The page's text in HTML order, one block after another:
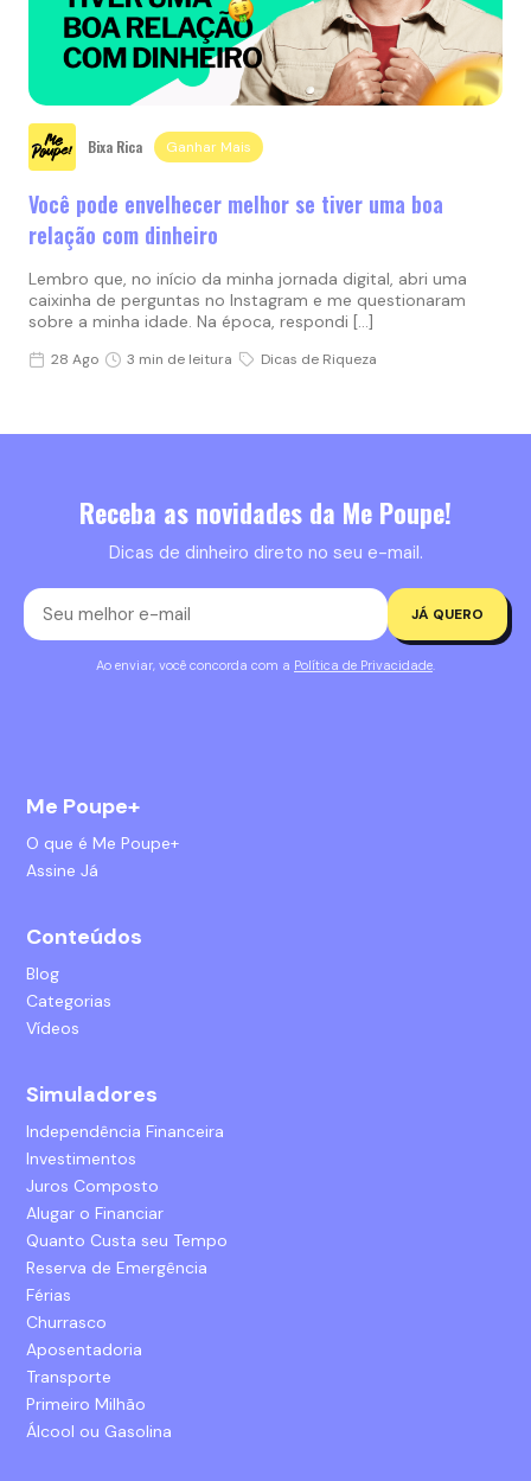
Bixa Rica Ganhar Mais
Você pode envelhecer melhor se tiver uma boa
relação com dinheiro
Lembro que, no início da minha jornada digital, abri uma
caixinha de perguntas no Instagram e me questionaram
sobre a minha idade. Na época, respondi […]
28 Ago 3 min de leitura Dicas de Riqueza
Receba as novidades da Me Poupe!
Dicas de dinheiro direto no seu e-mail.
JÁ QUERO
Ao enviar, você concorda com a Política de Privacidade.
Me Poupe+
O que é Me Poupe+
Assine Já
Conteúdos
Blog
Categorias
Vídeos
Simuladores
Independência Financeira
Investimentos
Juros Composto
Alugar o Financiar
Quanto Custa seu Tempo
Reserva de Emergência
Férias
Churrasco
Aposentadoria
Transporte
Primeiro Milhão
Álcool ou Gasolina